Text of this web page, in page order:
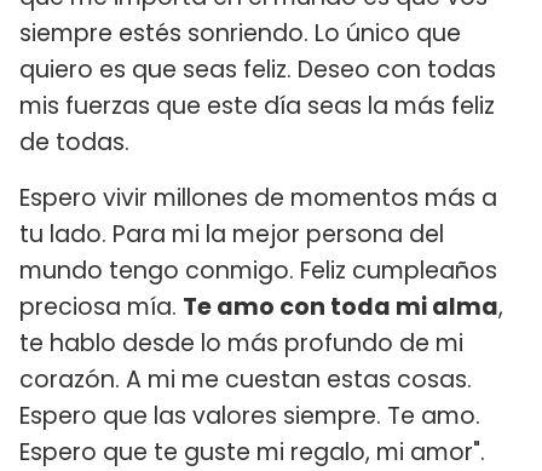
siempre estés sonriendo. Lo único que
quiero es que seas feliz. Deseo con todas
mis fuerzas que este día seas la más feliz
de todas.
Espero vivir millones de momentos más a
tu lado. Para mi la mejor persona del
mundo tengo conmigo. Feliz cumpleaños
preciosa mía. Te amo con toda mi alma,
te hablo desde lo más profundo de mi
corazón. A mi me cuestan estas cosas.
Espero que las valores siempre. Te amo.
Espero que te guste mi regalo, mi amor".